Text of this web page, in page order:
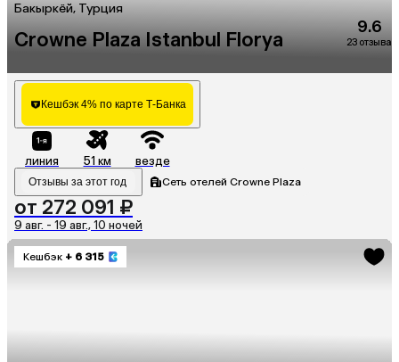
Бакыркёй, Турция
Crowne Plaza Istanbul Florya
9.6
23 отзыва
Кешбэк 4% по карте Т-Банка
линия 51 км везде
Отзывы за этот год Сеть отелей Crowne Plaza
от 272 091 ₽
9 авг. - 19 авг., 10 ночей
Кешбэк + 6 315